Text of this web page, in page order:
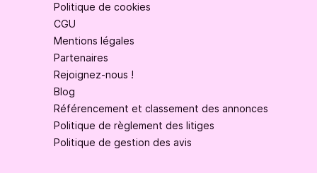
Politique de cookies
CGU
Mentions légales
Partenaires
Rejoignez-nous !
Blog
Référencement et classement des annonces
Politique de règlement des litiges
Politique de gestion des avis